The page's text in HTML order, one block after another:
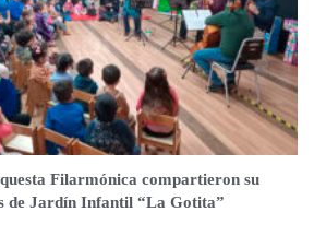
Filarmónica compartieron su
de Jardín Infantil “La Gotita”